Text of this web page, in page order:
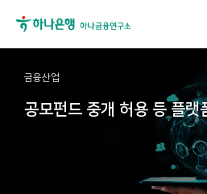
금융산업
공모펀드 중개 허용 등 플랫